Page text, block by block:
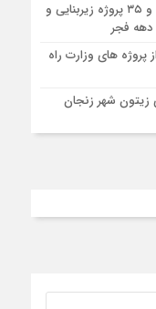
نشست مدیرکل راه و
واسطه اخذ اعتبارات
چهارمین جلسه امور
افتتاح بیش از ۳ هزار واحد مسکونی و ۳۵ پروژه زیربنایی و
دهه فجر
پروژه های وزارت راه